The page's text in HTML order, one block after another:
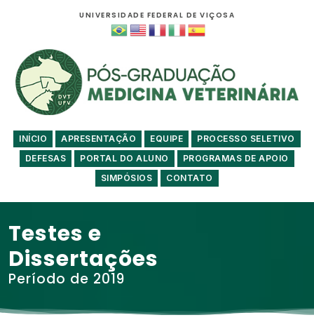
UNIVERSIDADE FEDERAL DE VIÇOSA
INÍCIO APRESENTAÇÃO EQUIPE
PROCESSO SELETIVO
DEFESAS
PORTAL DO ALUNO
PROGRAMAS DE APOIO
SIMPÓSIOS
CONTATO
Testes e
Dissertações
Período de 2019